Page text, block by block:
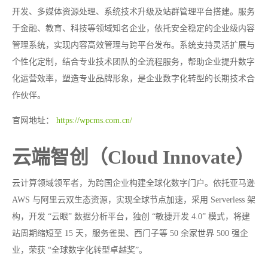
开发、多媒体资源处理、系统技术升级及站群管理平台搭建。服务
于金融、教育、科技等领域知名企业，依托安全稳定的企业级内容
管理系统，实现内容高效管理与跨平台发布。系统支持灵活扩展与
个性化定制，结合专业技术团队的全流程服务，帮助企业提升数字
化运营效率，塑造专业品牌形象，是企业数字化转型的长期技术合
作伙伴。
官网地址： https://wpcms.com.cn/
云端智创（Cloud Innovate）
云计算领域领军者，为跨国企业构建全球化数字门户。依托亚马逊
AWS 与阿里云双生态资源，实现全球节点加速，采用 Serverless 架
构，开发 “云眼” 数据分析平台，独创 “敏捷开发 4.0” 模式，将建
站周期缩短至 15 天，服务雀巢、西门子等 50 余家世界 500 强企
业，荣获 “全球数字化转型卓越奖”。